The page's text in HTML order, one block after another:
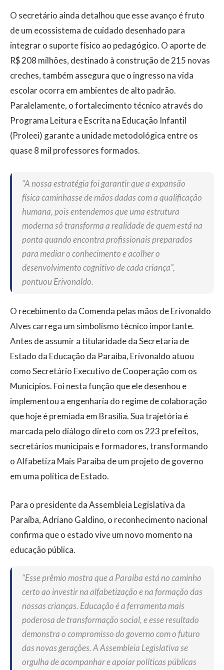
O secretário ainda detalhou que esse avanço é fruto
de um ecossistema de cuidado desenhado para
integrar o suporte físico ao pedagógico. O aporte de
R$ 208 milhões, destinado à construção de 215 novas
creches, também assegura que o ingresso na vida
escolar ocorra em ambientes de alto padrão.
Paralelamente, o fortalecimento técnico através do
Programa Leitura e Escrita na Educação Infantil
(Proleei) garante a unidade metodológica entre os
quase 8 mil professores formados.
“A nossa estratégia foi garantir que a expansão
física caminhasse de mãos dadas com a qualificação
humana, pois entendemos que uma estrutura
moderna só transforma a realidade de quem está na
ponta quando encontra profissionais preparados
para mediar o conhecimento e acolher o
desenvolvimento cognitivo de cada criança”,
pontuou Erivonaldo.
O recebimento da Comenda pelas mãos de Erivonaldo
Alves carrega um simbolismo técnico importante.
Antes de assumir a titularidade da Secretaria de
Estado da Educação da Paraíba, Erivonaldo atuou
como Secretário Executivo de Cooperação com os
Municípios. Foi nesta função que ele desenhou e
implementou a engenharia do regime de colaboração
que hoje é premiada em Brasília. Sua trajetória é
marcada pelo diálogo direto com os 223 prefeitos,
secretários municipais e formadores, transformando
o Alfabetiza Mais Paraíba de um projeto de governo
em uma política de Estado.
Para o presidente da Assembleia Legislativa da
Paraíba, Adriano Galdino, o reconhecimento nacional
confirma que o estado vive um novo momento na
educação pública.
“Esse prêmio mostra que a Paraíba está no caminho
certo ao investir na alfabetização e na formação das
nossas crianças. Educação é a ferramenta mais
poderosa de transformação social, e esse resultado
demonstra o compromisso do governo com o futuro
das novas gerações. A Assembleia Legislativa se
orgulha de acompanhar e apoiar políticas públicas